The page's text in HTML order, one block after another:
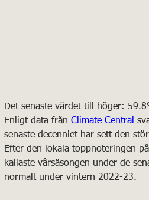
Det senaste värdet till höger:
Enligt data från Climate Central
senaste decenniet har sett den
Efter den lokala toppnoteringen
kallaste vårsäsongen under de
normalt under vintern 2022-23.